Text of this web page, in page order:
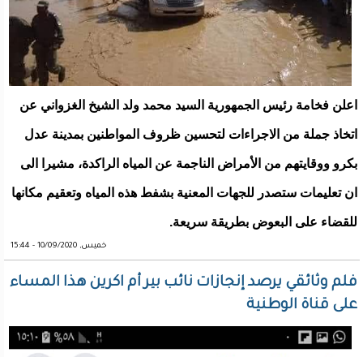
اعلن فخامة رئيس الجمهورية السيد محمد ولد الشيخ الغزواني عن
اتخاذ جملة من الاجراءات لتحسين ظروف المواطنين بمدينة عدل
بكرو ووقايتهم من الأمراض الناجمة عن المياه الراكدة، مشيرا الى
ان تعليمات ستصدر للجهات المعنية بشفط هذه المياه وتعقيم مكانها
للقضاء على البعوض بطريقة سريعة.
خميس, 10/09/2020 - 15:44
فلم وثائقي يرصد إنجازات نائب بير أم اكرين هذا المساء
على قناة الوطنية